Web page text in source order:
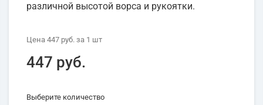
различной высотой ворса и рукоятки.
Цена 447 руб. за 1 шт
447 руб.
Выберите количество